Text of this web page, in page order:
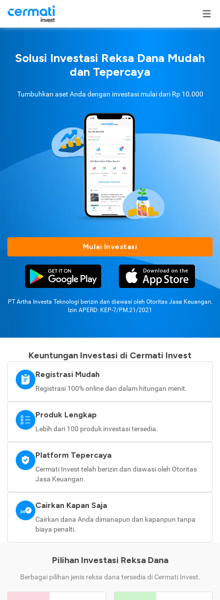
Solusi Investasi Reksa Dana Mudah
dan Tepercaya
Tumbuhkan aset Anda dengan investasi mulai dari Rp 10.000
Mulai Investasi
PT Artha Investa Teknologi berizin dan diawasi oleh Otoritas Jasa Keuangan.
Izin APERD: KEP-7/PM.21/2021
Keuntungan Investasi di Cermati Invest
Registrasi Mudah
Registrasi 100% online dan dalam hitungan menit.
Produk Lengkap
Lebih dari 100 produk investasi tersedia.
Platform Tepercaya
Cermati Invest telah berizin dan diawasi oleh Otoritas
Jasa Keuangan.
Cairkan Kapan Saja
Cairkan dana Anda dimanapun dan kapanpun tanpa
biaya penalti.
Pilihan Investasi Reksa Dana
Berbagai pilihan jenis reksa dana tersedia di Cermati Invest.